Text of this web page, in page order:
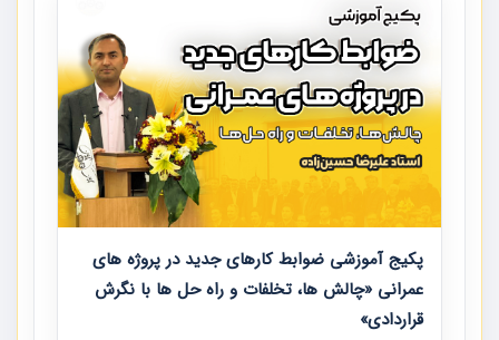
پکیج آموزشی ضوابط کارهای جدید در پروژه های
عمرانی «چالش ها، تخلفات و راه حل ها با نگرش
قراردادی»